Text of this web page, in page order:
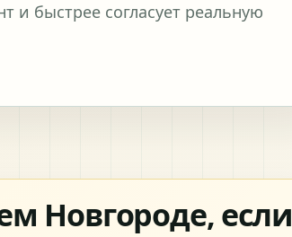
и быстрее согласует реальную
Новгороде, если